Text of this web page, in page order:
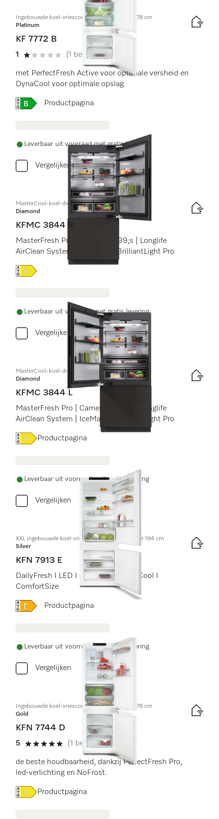
Ingebouwde koel-vriescombinatie, nishoogte 178 cm
Platinum
KF 7772 B
1
1 sterren van de 5
(1 beoordeling)
met PerfectFresh Active voor optimale versheid en
DynaCool voor optimale opslag.
Online Label Flag, Energielabel
Productpagina
Leverbaar uit voorraad met gratis levering
Vergelijken
MasterCool-koel-diepvriescombinatie
Diamond
KFMC 3844 R
MasterFresh Pro | Camera&#39;s | Longlife
AirClean System | IceMaker | BrilliantLight Pro
Online Label Flag, Energielabel
Leverbaar uit voorraad met gratis levering
Vergelijken
MasterCool-koel-diepvriescombinatie
Diamond
KFMC 3844 L
MasterFresh Pro | Camera&#39;s | Longlife
AirClean System | IceMaker | BrilliantLight Pro
Online Label Flag, Energielabel
Productpagina
Leverbaar uit voorraad met gratis levering
Vergelijken
XXL ingebouwde koel-vriescombinatie, nishoogte 194 cm
Silver
KFN 7913 E
DailyFresh I LED I NoFrost I DuplexCool I
ComfortSize
Online Label Flag, Energielabel
Productpagina
Leverbaar uit voorraad met gratis levering
Vergelijken
Ingebouwde koel-vriescombinatie, nishoogte 178 cm
Gold
KFN 7744 D
5
5 sterren van de 5
(1 beoordeling)
de beste houdbaarheid, dankzij PerfectFresh Pro,
led-verlichting en NoFrost.
Online Label Flag, Energielabel
Productpagina